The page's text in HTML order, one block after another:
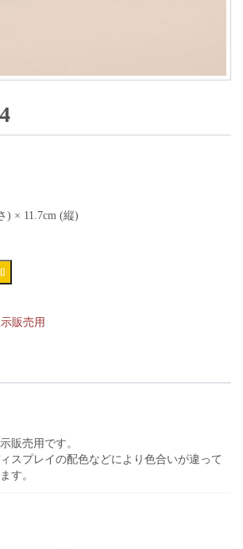
) × 11.7cm (縦)
販売用
販売用です。
スプレイの配色などにより色合いが違って
す。